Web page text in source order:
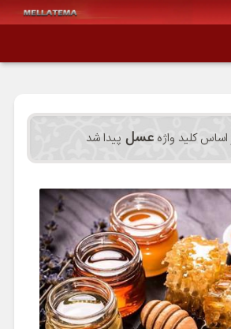
صفحه اصلی
اقتصاد
سیاست و جهان
جامعه و فرهنگ
دانش و فناوری
عسل پیدا شد